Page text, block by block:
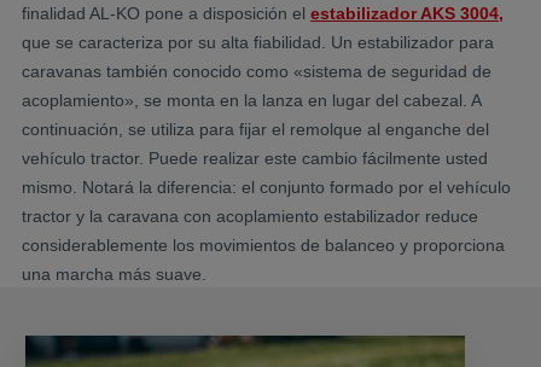
finalidad AL-KO pone a disposición el estabilizador AKS 3004,
que se caracteriza por su alta fiabilidad. Un estabilizador para
caravanas también conocido como «sistema de seguridad de
acoplamiento», se monta en la lanza en lugar del cabezal. A
continuación, se utiliza para fijar el remolque al enganche del
vehículo tractor. Puede realizar este cambio fácilmente usted
mismo. Notará la diferencia: el conjunto formado por el vehículo
tractor y la caravana con acoplamiento estabilizador reduce
considerablemente los movimientos de balanceo y proporciona
una marcha más suave.